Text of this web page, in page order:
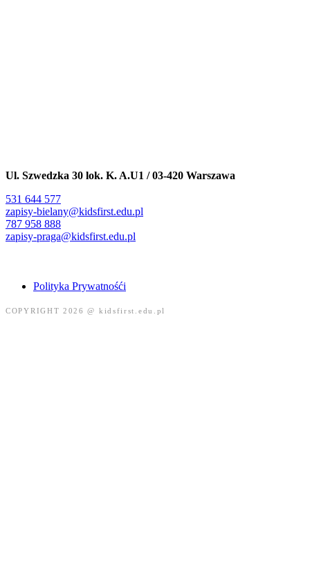
Ul. Szwedzka 30 lok. K. A.U1 /03-420 Warszawa
531 644 577
zapisy-bielany@kidsfirst.edu.pl
787 958 888
zapisy-praga@kidsfirst.edu.pl
Polityka Prywatnośći
COPYRIGHT 2026 @ kidsfirst.edu.pl